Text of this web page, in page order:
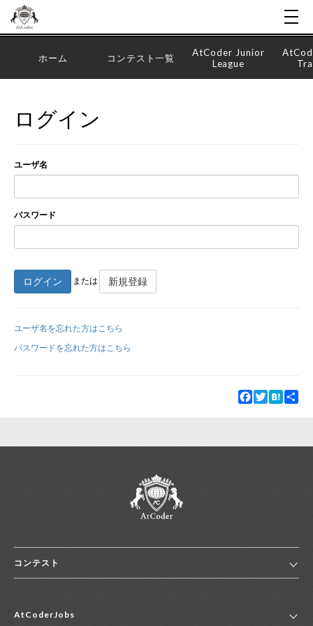
新規登録
ホーム コンテスト一覧
AtCoder Junior
League
ログイン
ユーザ名
パスワード
ログイン または 新規登録
ユーザ名を忘れた方はこちら
パスワードを忘れた方はこちら
Facebook
TwitterHatena
コンテスト
コンテスト一覧
AtCoderJobs